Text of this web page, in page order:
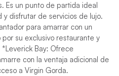
Es un punto de partida ideal
y disfrutar de servicios de lujo.
para amarrar con un
su exclusivo restaurante y
Bay: Ofrece
con la ventaja adicional de
a Virgin Gorda.